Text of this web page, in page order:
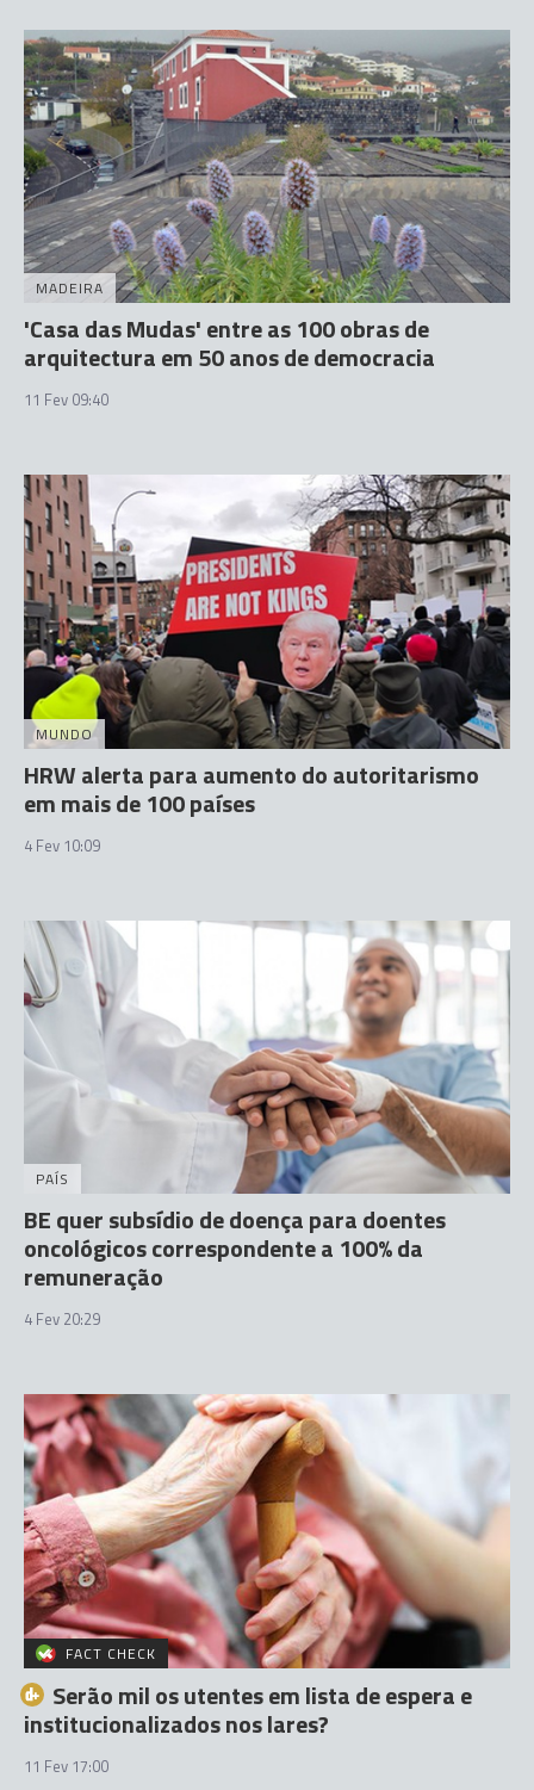
MADEIRA
'Casa das Mudas' entre as 100 obras de
arquitectura em 50 anos de democracia
11 Fev 09:40
MUNDO
HRW alerta para aumento do autoritarismo
em mais de 100 países
4 Fev 10:09
PAÍS
BE quer subsídio de doença para doentes
oncológicos correspondente a 100% da
remuneração
4 Fev 20:29
FACT CHECK
Serão mil os utentes em lista de espera e
institucionalizados nos lares?
11 Fev 17:00